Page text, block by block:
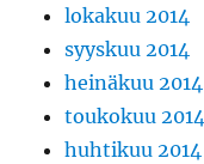
lokakuu 2014
syyskuu 2014
heinäkuu 2014
toukokuu 2014
huhtikuu 2014